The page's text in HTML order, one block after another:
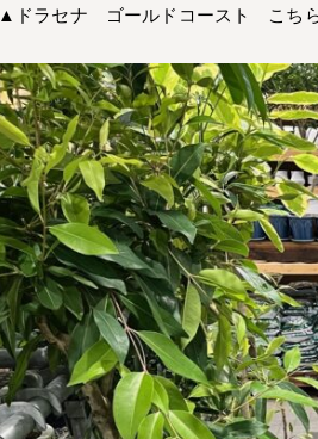
▲ドラセナ ゴールドコースト こちら